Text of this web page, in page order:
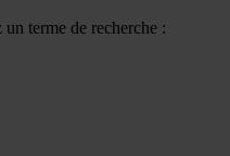
un terme de recherche :